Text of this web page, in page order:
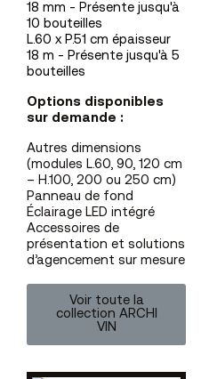
18 mm - Présente jusqu'à
10 bouteilles
L.60 x P.51 cm épaisseur
18 m - Présente jusqu'à 5
bouteilles
Options disponibles
sur demande :
Autres dimensions
(modules L.60, 90, 120 cm
– H.100, 200 ou 250 cm)
Panneau de fond
Éclairage LED intégré
Accessoires de
présentation et solutions
d’agencement sur mesure
Voir toute la
collection ARCHI
VIN